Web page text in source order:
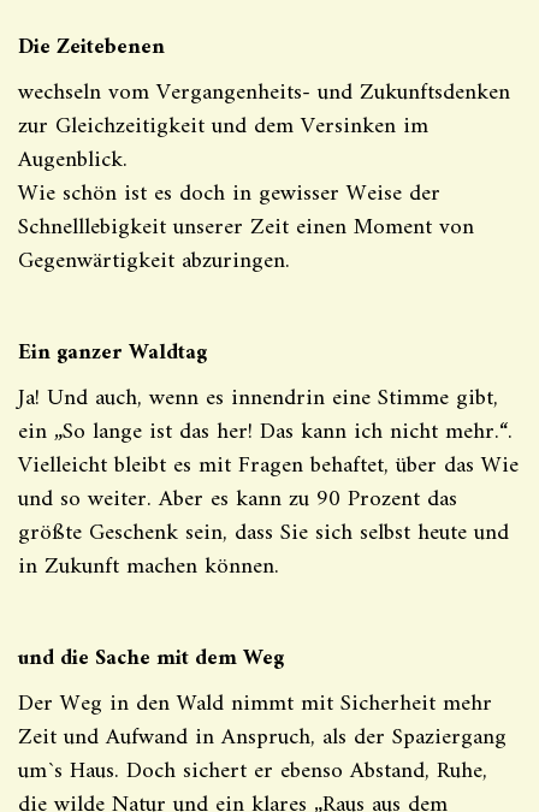
Die Zeitebenen
wechseln vom Vergangenheits- und Zukunftsdenken
zur Gleichzeitigkeit und dem Versinken im
Augenblick.
Wie schön ist es doch in gewisser Weise der
Schnelllebigkeit unserer Zeit einen Moment von
Gegenwärtigkeit abzuringen.
Ein ganzer Waldtag
Ja! Und auch, wenn es innendrin eine Stimme gibt,
ein „So lange ist das her! Das kann ich nicht mehr.“.
Vielleicht bleibt es mit Fragen behaftet, über das Wie
und so weiter. Aber es kann zu 90 Prozent das
größte Geschenk sein, dass Sie sich selbst heute und
in Zukunft machen können.
und die Sache mit dem Weg
Der Weg in den Wald nimmt mit Sicherheit mehr
Zeit und Aufwand in Anspruch, als der Spaziergang
um`s Haus. Doch sichert er ebenso Abstand, Ruhe,